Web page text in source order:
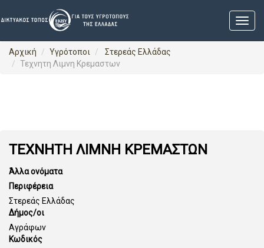
Αρχική Υγρότοποι
Στερεάς Ελλάδας
Τεχνητη Λιμνη Κρεμαστων
ΤΕΧΝΗΤΗ ΛΙΜΝΗ ΚΡΕΜΑΣΤΩΝ
Άλλα ονόματα
Περιφέρεια
Στερεάς Ελλάδας
Δήμος/οι
Αγράφων
Κωδικός